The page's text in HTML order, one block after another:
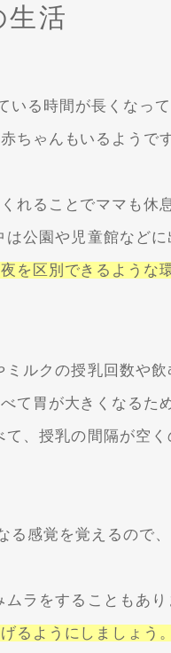
生活
る時間が長くなっ
ちゃんもいるようです
れることでママも休
公園や児童館など
を区別できるような
ルクの授乳回数や
て胃が大きくなるた
、授乳の間隔が空
る感覚を覚えるので
ムラをすることもあ
るようにしましょう。